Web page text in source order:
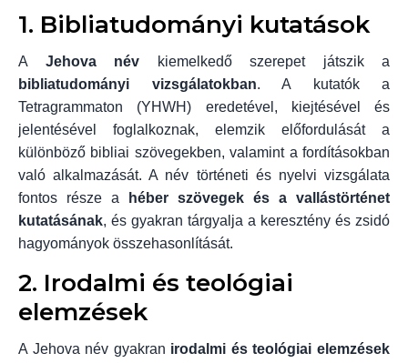
1. Bibliatudományi kutatások
A Jehova név kiemelkedő szerepet játszik a
bibliatudományi vizsgálatokban. A kutatók a
Tetragrammaton (YHWH) eredetével, kiejtésével és
jelentésével foglalkoznak, elemzik előfordulását a
különböző bibliai szövegekben, valamint a fordításokban
való alkalmazását. A név történeti és nyelvi vizsgálata
fontos része a
héber szövegek és a vallástörténet
kutatásának, és gyakran tárgyalja a keresztény és zsidó
hagyományok összehasonlítását.
2. Irodalmi és teológiai
elemzések
A Jehova név gyakran irodalmi és teológiai elemzések